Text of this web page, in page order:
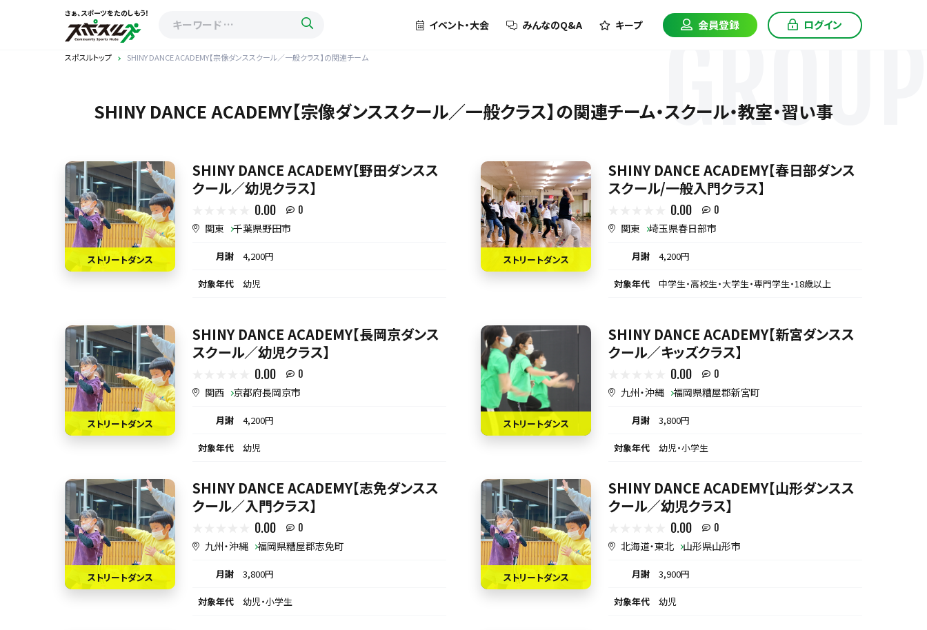
さぁ、スポーツをたのしもう！
イベント・大会 みんなのQ&A キープ 会員登録 ログイン
スポスルトップ SHINY DANCE ACADEMY【宗像ダンススクール／一般クラス】の関連チーム
SHINY DANCE ACADEMY【宗像ダンススクール／一般クラス】の関連チーム・スクール・教室・習い事
GROUP
ストリートダンス
SHINY DANCE ACADEMY【野田ダンスス
クール／幼児クラス】
0.00 0
関東 千葉県野田市
月謝 4,200円
対象年代 幼児
ストリートダンス
SHINY DANCE ACADEMY【春日部ダンス
スクール/一般入門クラス】
0.00 0
関東 埼玉県春日部市
月謝 4,200円
対象年代 中学生・高校生・大学生・専門学生・18歳以上
ストリートダンス
SHINY DANCE ACADEMY【長岡京ダンス
スクール／幼児クラス】
0.00 0
関西 京都府長岡京市
月謝 4,200円
対象年代 幼児
ストリートダンス
SHINY DANCE ACADEMY【新宮ダンスス
クール／キッズクラス】
0.00 0
九州・沖縄 福岡県糟屋郡新宮町
月謝 3,800円
対象年代 幼児・小学生
ストリートダンス
SHINY DANCE ACADEMY【志免ダンスス
クール／入門クラス】
0.00 0
九州・沖縄 福岡県糟屋郡志免町
月謝 3,800円
対象年代 幼児・小学生
ストリートダンス
SHINY DANCE ACADEMY【山形ダンスス
クール／幼児クラス】
0.00 0
北海道・東北 山形県山形市
月謝 3,900円
対象年代 幼児